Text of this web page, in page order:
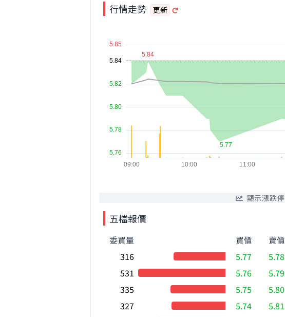
行情走勢 更新
顯示漲跌停
五檔報價
委買量
買價
316
5.77
531
5.76
335
5.75
327
5.74
賣價
5.78
5.79
5.80
5.81